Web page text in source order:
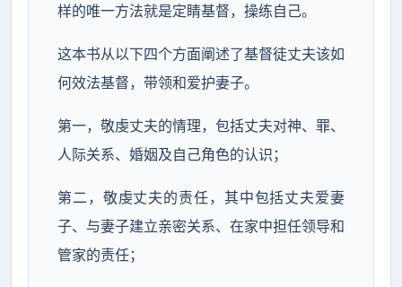
样的唯一方法就是定睛基督，操练自己。
这本书从以下四个方面阐述了基督徒丈夫该如
何效法基督，带领和爱护妻子。
第一，敬虔丈夫的情理，包括丈夫对神、罪、
人际关系、婚姻及自己角色的认识；
第二，敬虔丈夫的责任，其中包括丈夫爱妻
子、与妻子建立亲密关系、在家中担任领导和
管家的责任；